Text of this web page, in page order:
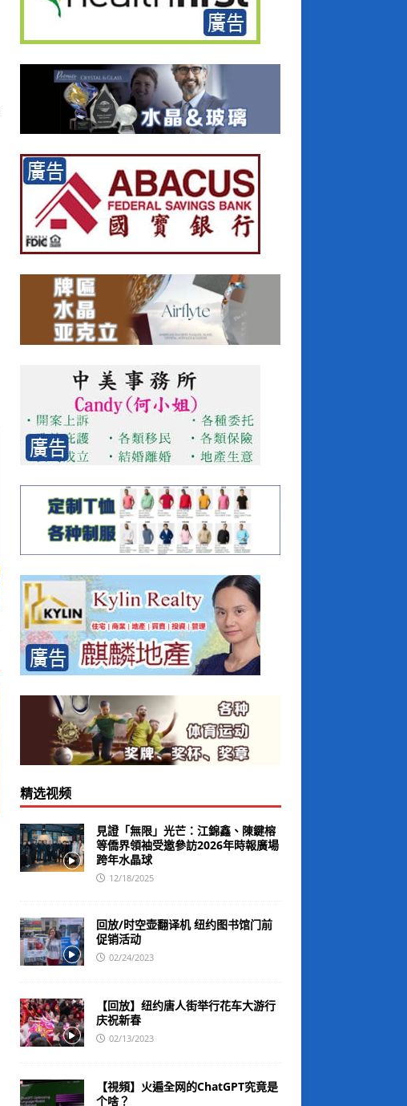
精选视频
見證「無限」光芒：江錦鑫、陳鍵榕
等僑界領袖受邀參訪2026年時報廣場
跨年水晶球
12/18/2025
回放/时空壶翻译机 纽约图书馆门前
促销活动
02/24/2023
【回放】纽约唐人街举行花车大游行
庆祝新春
02/13/2023
【視頻】火遍全网的ChatGPT究竟是
个啥？